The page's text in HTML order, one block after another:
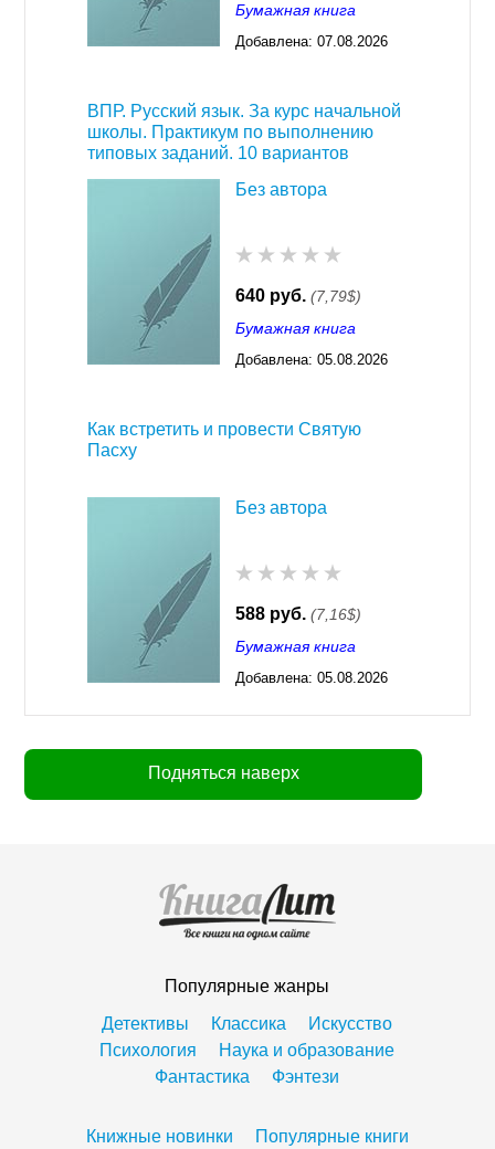
Бумажная книга
Добавлена: 07.08.2026
ВПР. Русский язык. За курс начальной
школы. Практикум по выполнению
типовых заданий. 10 вариантов
Без автора
640 руб. (7,79$)
Бумажная книга
Добавлена: 05.08.2026
Как встретить и провести Святую
Пасху
Без автора
588 руб. (7,16$)
Бумажная книга
Добавлена: 05.08.2026
Подняться наверх
Популярные жанры
Детективы
Классика
Искусство
Психология
Наука и образование
Фантастика
Фэнтези
Книжные новинки Популярные книги